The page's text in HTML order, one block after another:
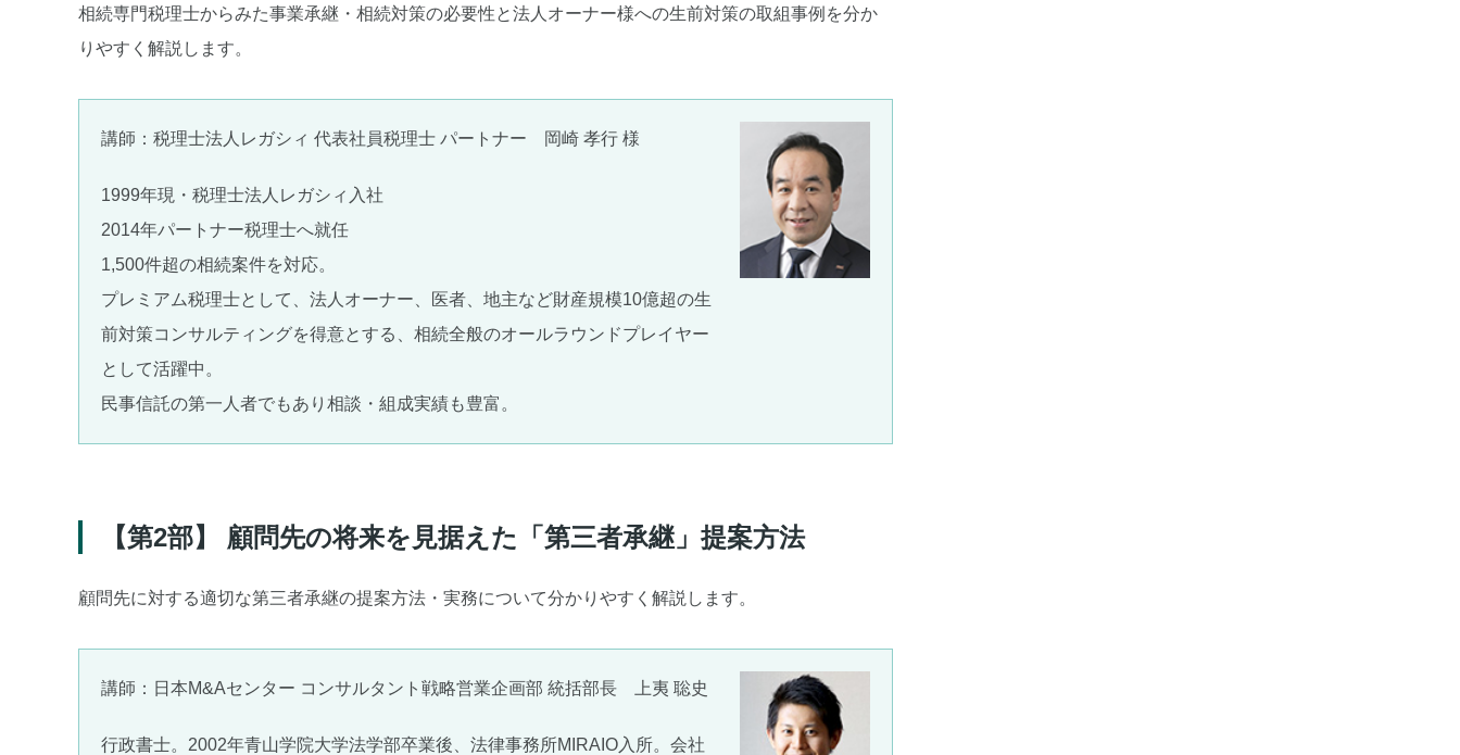
相続専門税理士からみた事業承継・相続対策の必要性と法人オーナー様への生前対策の取組事例を分か
りやすく解説します。
講師：税理士法人レガシィ 代表社員税理士 パートナー 岡崎 孝行 様
1999年現・税理士法人レガシィ入社
2014年パートナー税理士へ就任
1,500件超の相続案件を対応。
プレミアム税理士として、法人オーナー、医者、地主など財産規模10億超の生
前対策コンサルティングを得意とする、相続全般のオールラウンドプレイヤー
として活躍中。
民事信託の第一人者でもあり相談・組成実績も豊富。
【第2部】 顧問先の将来を見据えた「第三者承継」提案方法
顧問先に対する適切な第三者承継の提案方法・実務について分かりやすく解説します。
講師：日本M&Aセンター コンサルタント戦略営業企画部 統括部長 上夷 聡史
行政書士。2002年青山学院大学法学部卒業後、法律事務所MIRAIO入所。会社